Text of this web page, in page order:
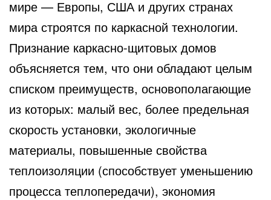
мире — Европы, США и других странах
мира строятся по каркасной технологии.
Признание каркасно-щитовых домов
объясняется тем, что они обладают целым
списком преимуществ, основополагающие
из которых: малый вес, более предельная
скорость установки, экологичные
материалы, повышенные свойства
теплоизоляции (способствует уменьшению
процесса теплопередачи), экономия